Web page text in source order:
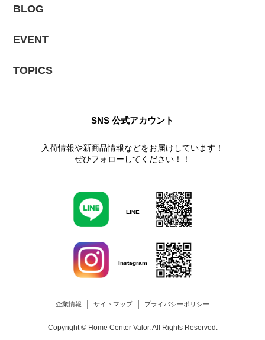
BLOG
EVENT
TOPICS
SNS 公式アカウント
入荷情報や新商品情報などをお届けしています！
ぜひフォローしてください！！
LINE
Instagram
企業情報 サイトマップ プライバシーポリシー
Copyright © Home Center Valor. All Rights Reserved.